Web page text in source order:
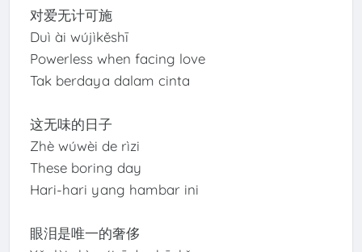
对爱无计可施
Duì ài wújìkěshī
Powerless when facing love
Tak berdaya dalam cinta
这无味的日子
Zhè wúwèi de rìzi
These boring day
Hari-hari yang hambar ini
眼泪是唯一的奢侈